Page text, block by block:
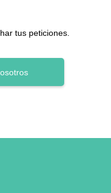
tus peticiones.